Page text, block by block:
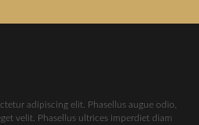
adipiscing elit. Phasellus augue odio,
velit. Phasellus ultrices imperdiet diam